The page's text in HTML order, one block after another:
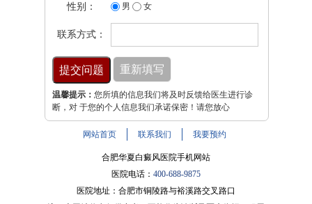
性别： 男 女
联系方式：
温馨提示： 您所填的信息我们将及时反馈给医生进行诊
断，对 于您的个人信息我们承诺保密！请您放心
网站首页 联系我们 我要预约
合肥华夏白癜风医院手机网站
医院电话： 400-688-9875
医院地址：合肥市铜陵路与裕溪路交叉路口